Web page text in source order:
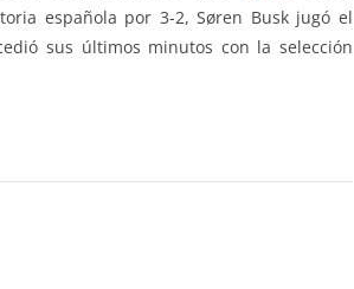
española por 3-2, Søren Busk jugó el
sus últimos minutos con la selección